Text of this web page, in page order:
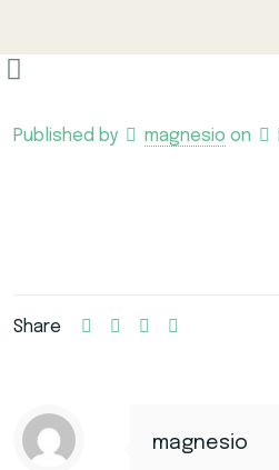
Published by magnesio on
Share
magnesio